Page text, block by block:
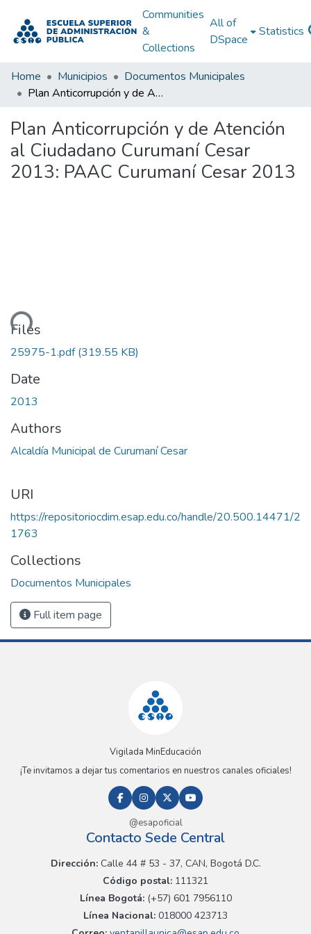
Communities
&
Collections
All of
DSpace
Statistics
Home Municipios
Documentos Municipales
Plan Anticorrupción y de Atención al Ciudadano Curumaní Cesar 2013: PAAC Curumaní Cesar 2013
Plan Anticorrupción y de Atención
al Ciudadano Curumaní Cesar
2013: PAAC Curumaní Cesar 2013
Files
25975-1.pdf(319.55 KB)
Date
2013
Authors
Alcaldía Municipal de Curumaní Cesar
URI
https://repositoriocdim.esap.edu.co/handle/20.500.14471/2
1763
Collections
Documentos Municipales
Full item page
Vigilada MinEducación
¡Te invitamos a dejar tus comentarios en nuestros canales oficiales!
@esapoficial
Contacto Sede Central
Dirección:Calle 44 # 53 - 37, CAN, Bogotá D.C.
Código postal: 111321
Línea Bogotá:(+57) 601 7956110
Línea Nacional: 018000 423713